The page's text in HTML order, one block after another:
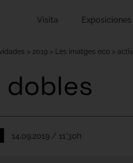
Visita
2019 Les imatges eco
dobles
14.09.2019 / 11'30h